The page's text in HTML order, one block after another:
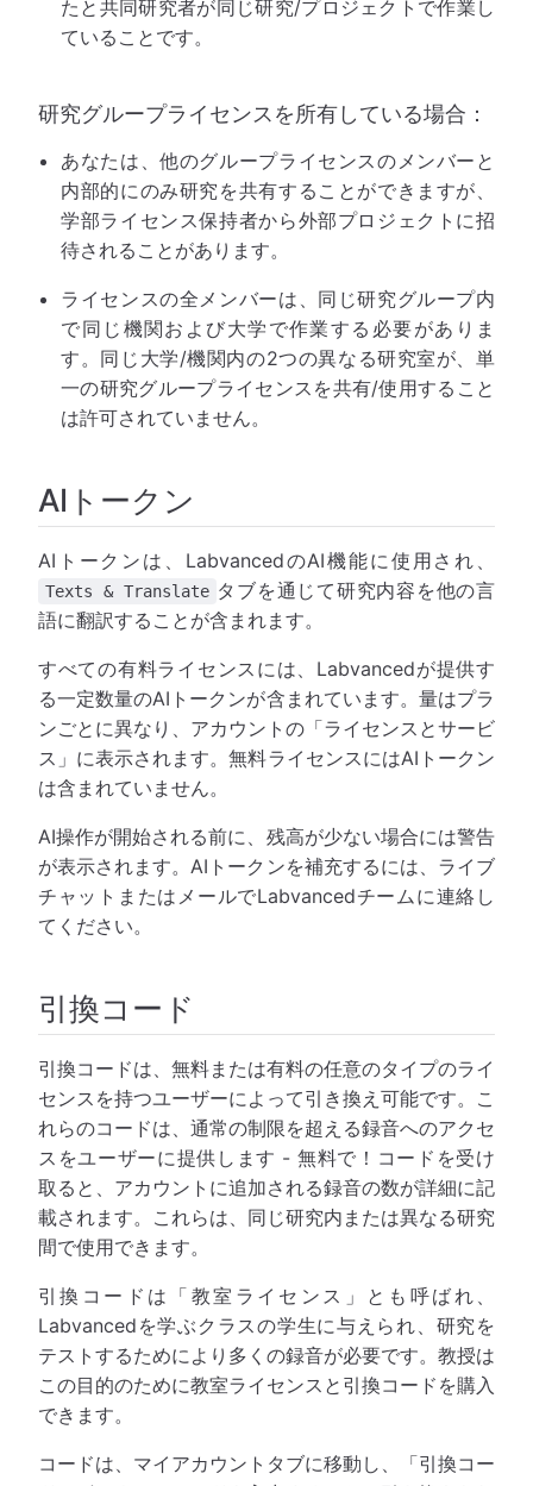
たと共同研究者が同じ研究/プロジェクトで作業し
ていることです。
研究グループライセンスを所有している場合：
あなたは、他のグループライセンスのメンバーと
内部的にのみ研究を共有することができますが、
学部ライセンス保持者から外部プロジェクトに招
待されることがあります。
ライセンスの全メンバーは、同じ研究グループ内
で同じ機関および大学で作業する必要がありま
す。同じ大学/機関内の2つの異なる研究室が、単
一の研究グループライセンスを共有/使用すること
は許可されていません。
AIトークン
AIトークンは、LabvancedのAI機能に使用され、
Texts & Translate タブを通じて研究内容を他の言
語に翻訳することが含まれます。
すべての有料ライセンスには、Labvancedが提供す
る一定数量のAIトークンが含まれています。量はプラ
ンごとに異なり、アカウントの「ライセンスとサービ
ス」に表示されます。無料ライセンスにはAIトークン
は含まれていません。
AI操作が開始される前に、残高が少ない場合には警告
が表示されます。AIトークンを補充するには、ライブ
チャットまたはメールでLabvancedチームに連絡し
てください。
引換コード
引換コードは、無料または有料の任意のタイプのライ
センスを持つユーザーによって引き換え可能です。こ
れらのコードは、通常の制限を超える録音へのアクセ
スをユーザーに提供します - 無料で！コードを受け
取ると、アカウントに追加される録音の数が詳細に記
載されます。これらは、同じ研究内または異なる研究
間で使用できます。
引換コードは「教室ライセンス」とも呼ばれ、
Labvancedを学ぶクラスの学生に与えられ、研究を
テストするためにより多くの録音が必要です。教授は
この目的のために教室ライセンスと引換コードを購入
できます。
コードは、マイアカウントタブに移動し、「引換コー